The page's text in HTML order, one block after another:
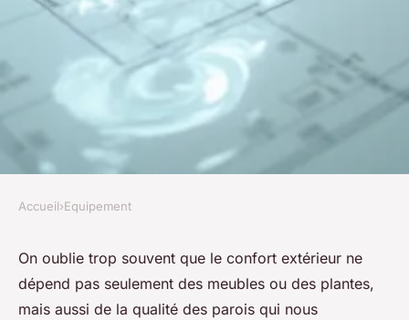
EQUIPEMENT
Pourquoi adopter une bâche
transparente sur mesure ?
Accueil›Equipement
On oublie trop souvent que le confort extérieur ne
dépend pas seulement des meubles ou des plantes,
mais aussi de la qualité des parois qui nous